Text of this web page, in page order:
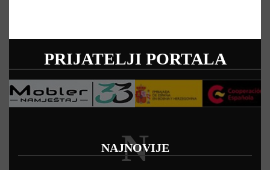
PRIJATELJI PORTALA
NAJNOVIJE
N